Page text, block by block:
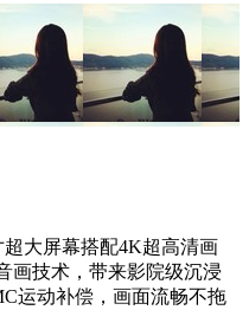
超大屏幕搭配4K超高清画
画技术，带来影院级沉浸
运动补偿，画面流畅不拖